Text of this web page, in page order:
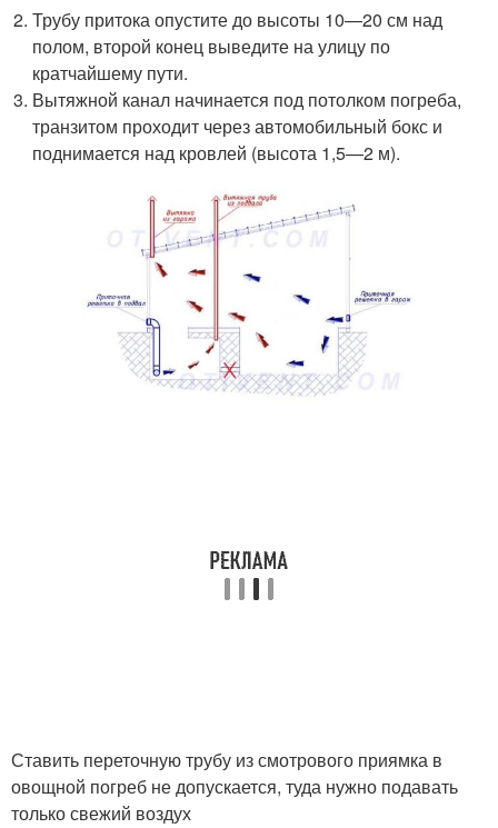
Трубу притока опустите до высоты 10—20 см над
полом, второй конец выведите на улицу по
кратчайшему пути.
Вытяжной канал начинается под потолком погреба,
транзитом проходит через автомобильный бокс и
поднимается над кровлей (высота 1,5—2 м).
Ставить переточную трубу из смотрового приямка в
овощной погреб не допускается, туда нужно подавать
только свежий воздух